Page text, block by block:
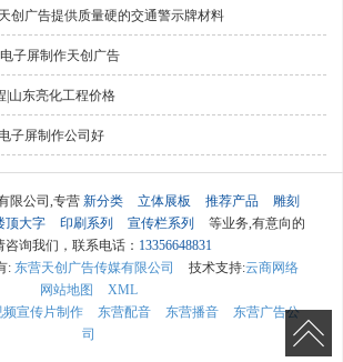
创广告提供质量硬的交通警示牌材料
子屏制作天创广告
|山东亮化工程价格
子屏制作公司好
限公司,专营 新分类 立体展板 推荐产品
雕刻
顶大字 印刷系列 宣传栏系列
等业务,有意向的
咨询我们，联系电话： 13356648831
: 东营天创广告传媒有限公司 技术支持:云商网络
网站地图
XML
频宣传片制作 东营配音 东营播音
东营广告公
司